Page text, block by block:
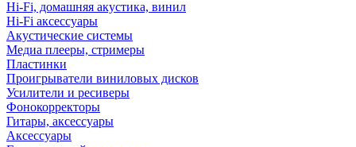
Hi-Fi, домашняя акустика, винил
Hi-Fi аксессуары
Акустические системы
Медиа плееры, стримеры
Пластинки
Проигрыватели виниловых дисков
Усилители и ресиверы
Фонокорректоры
Гитары, аксессуары
Аксессуары